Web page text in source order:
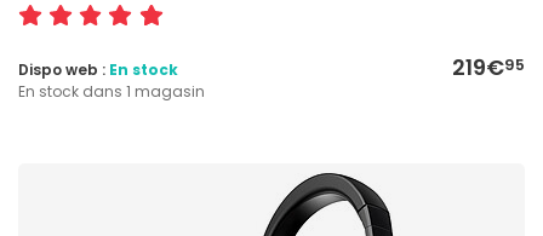
219€95
Dispo web : En stock
En stock dans 1 magasin